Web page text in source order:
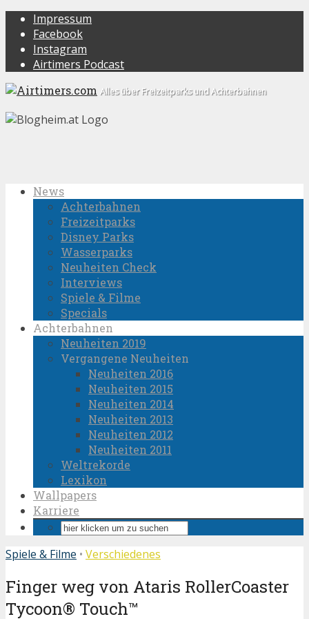
Impressum
Facebook
Instagram
Airtimers Podcast
Alles über Freizeitparks und Achterbahnen
News
Achterbahnen
Freizeitparks
Disney Parks
Wasserparks
Neuheiten Check
Interviews
Spiele & Filme
Specials
Achterbahnen
Neuheiten 2019
Vergangene Neuheiten
Neuheiten 2016
Neuheiten 2015
Neuheiten 2014
Neuheiten 2013
Neuheiten 2012
Neuheiten 2011
Weltrekorde
Lexikon
Wallpapers
Karriere
Spiele & Filme • Verschiedenes
Finger weg von Ataris RollerCoaster
Tycoon® Touch™